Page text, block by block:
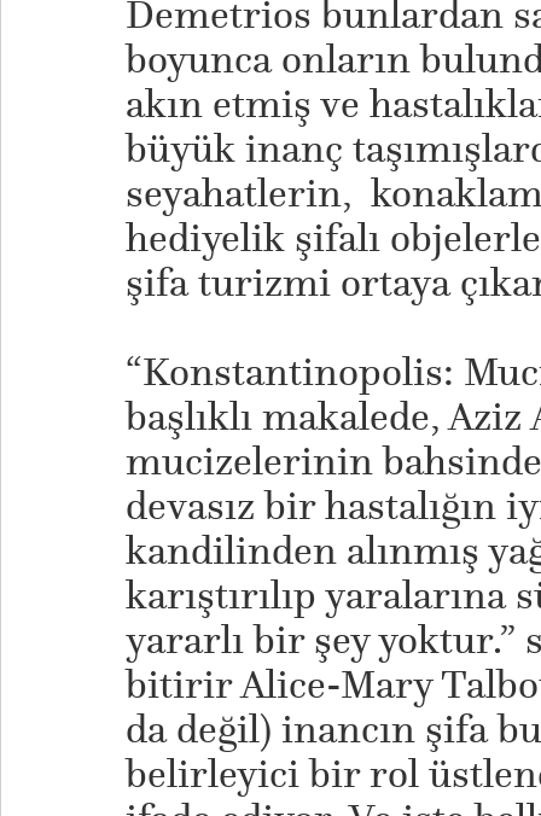
Demetrios bunlardan
boyunca onların
akın etmiş ve
büyük inanç
seyahatlerin,
hediyelik şifalı
şifa turizmi ortaya
​“Konstantinopolis:
başlıklı makalede, Aziz
mucizelerinin
devasız bir hastalığın
kandilinden alınmış
karıştırılıp
yararlı bir şey yoktur.”
bitirir Alice-Mary
da değil) inancın şifa
belirleyici bir rol